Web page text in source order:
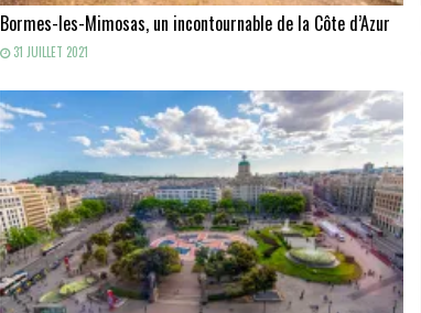
Bormes-les-Mimosas, un incontournable de la Côte d’Azur
31 JUILLET 2021